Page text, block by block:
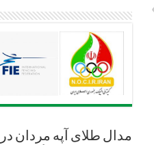
مدال طلای آپه مردان